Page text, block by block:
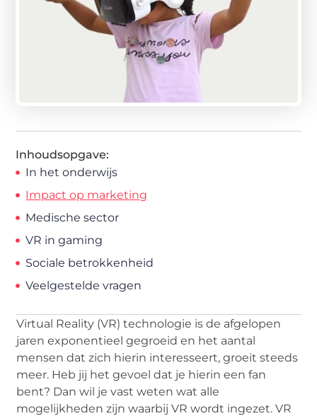
Inhoudsopgave:
In het onderwijs
Impact op marketing
Medische sector
VR in gaming
Sociale betrokkenheid
Veelgestelde vragen
Virtual Reality (VR) technologie is de afgelopen
jaren exponentieel gegroeid en het aantal
mensen dat zich hierin interesseert, groeit steeds
meer. Heb jij het gevoel dat je hierin een fan
bent? Dan wil je vast weten wat alle
mogelijkheden zijn waarbij VR wordt ingezet. VR